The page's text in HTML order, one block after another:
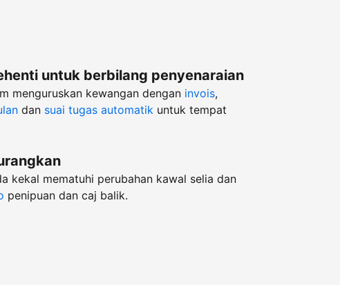
untuk berbilang penyenaraian
menguruskan kewangan dengan invois,
dan suai tugas automatik untuk tempat
kekal mematuhi perubahan kawal selia dan
penipuan dan caj balik.